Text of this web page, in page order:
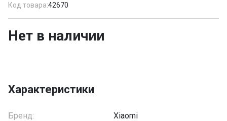
Код товара:42670
Нет в наличии
Характеристики
Бренд:
Xiaomi